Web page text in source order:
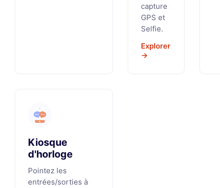
capture
GPS et
Selfie.
Explorer
→
Kiosque
d'horloge
Pointez les
entrées/sorties à